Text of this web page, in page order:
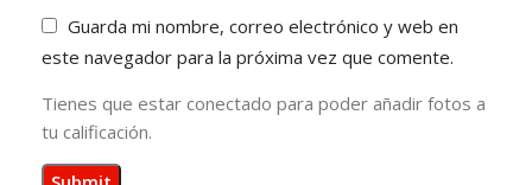
Guarda mi nombre, correo electrónico y web en
este navegador para la próxima vez que comente.
Tienes que estar conectado para poder añadir fotos a
tu calificación.